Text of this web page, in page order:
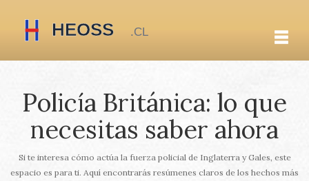
Policía Británica: lo que
necesitas saber ahora
Si te interesa cómo actúa la fuerza policial de Inglaterra y Gales, este
espacio es para ti. Aquí encontrarás resúmenes claros de los hechos más